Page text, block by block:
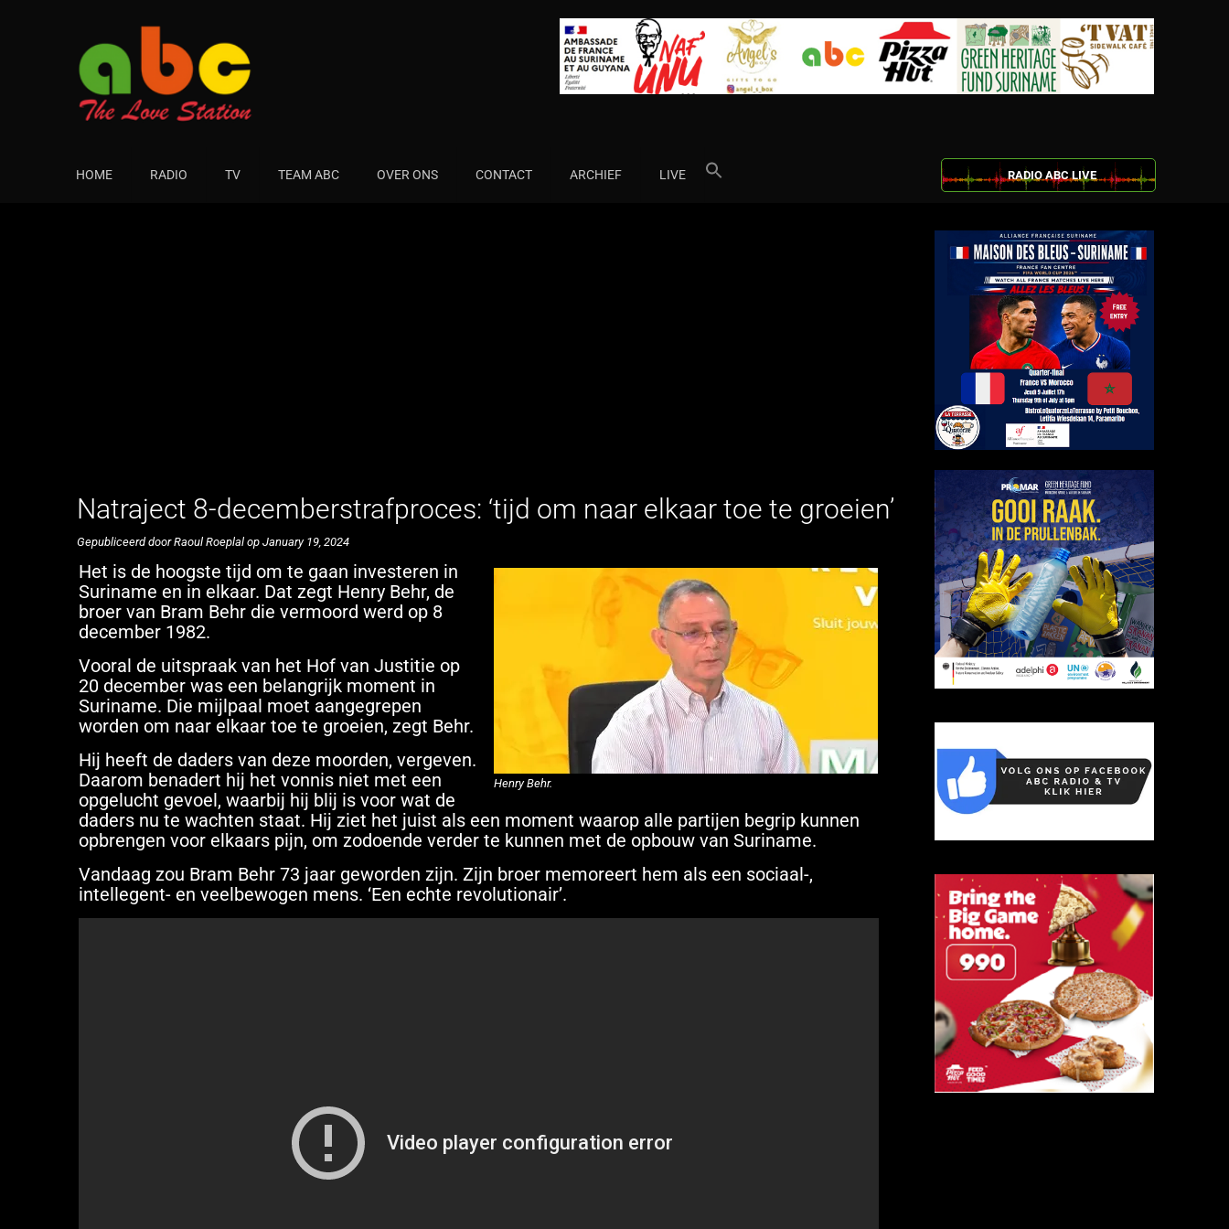
HOME RADIO TV TEAM ABC OVER ONS CONTACT ARCHIEF LIVE
Search
for:
RADIO ABC LIVE
Natraject 8-decemberstrafproces: ‘tijd om naar elkaar toe te groeien’
Gepubliceerd door Raoul Roeplal op January 19, 2024
Henry Behr.
Het is de hoogste tijd om te gaan investeren in
Suriname en in elkaar. Dat zegt Henry Behr, de
broer van Bram Behr die vermoord werd op 8
december 1982.
Vooral de uitspraak van het Hof van Justitie op
20 december was een belangrijk moment in
Suriname. Die mijlpaal moet aangegrepen
worden om naar elkaar toe te groeien, zegt Behr.
Hij heeft de daders van deze moorden, vergeven.
Daarom benadert hij het vonnis niet met een
opgelucht gevoel, waarbij hij blij is voor wat de
daders nu te wachten staat. Hij ziet het juist als een moment waarop alle partijen begrip kunnen
opbrengen voor elkaars pijn, om zodoende verder te kunnen met de opbouw van Suriname.
Vandaag zou Bram Behr 73 jaar geworden zijn. Zijn broer memoreert hem als een sociaal-,
intellegent- en veelbewogen mens. ‘Een echte revolutionair’.